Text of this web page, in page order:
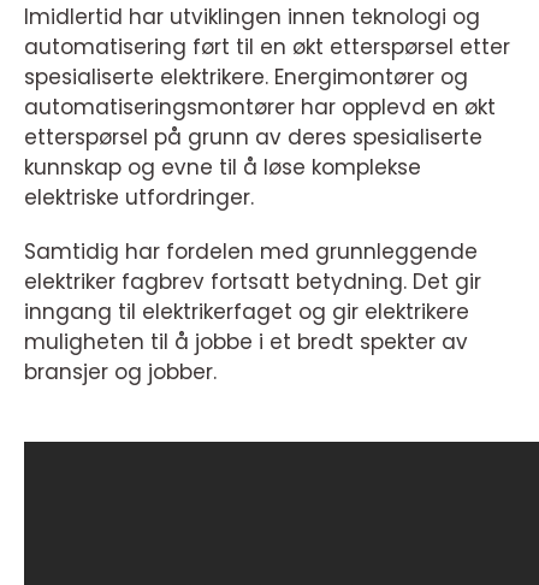
Imidlertid har utviklingen innen teknologi og
automatisering ført til en økt etterspørsel etter
spesialiserte elektrikere. Energimontører og
automatiseringsmontører har opplevd en økt
etterspørsel på grunn av deres spesialiserte
kunnskap og evne til å løse komplekse
elektriske utfordringer.
Samtidig har fordelen med grunnleggende
elektriker fagbrev fortsatt betydning. Det gir
inngang til elektrikerfaget og gir elektrikere
muligheten til å jobbe i et bredt spekter av
bransjer og jobber.